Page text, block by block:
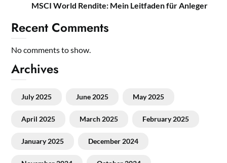
MSCI World Rendite: Mein Leitfaden für Anleger
Recent Comments
No comments to show.
Archives
July 2025 June 2025 May 2025
April 2025 March 2025 February 2025
January 2025 December 2024